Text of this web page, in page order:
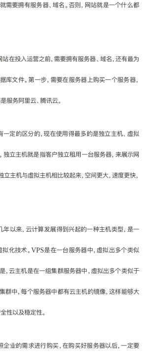
需要拥有服务器、域名。否则，网站就是一个什么都
站在投入运营之前，需要拥有服务器、域名，还有最为
库文件。第一步，需要在服务器上购买一个服务器，
服务阿里云、腾讯云。
一定的区分的，现在使用得最多的是独立主机、虚拟
独立主机就是指客户独立租用一台服务器，来展示网
立主机与虚拟主机相比较起来，空间更大，速度更快，
年以来，云计算发展得到兴起的一种主机类型，是一
化技术。VPS是在一台服务器中，虚拟出多个类似
，云主机是在一组集群服务器中，虚拟出多个类似于
群中，每个服务器中都有云主机的镜像，这样能够大
性以及稳定性。
企业的需求进行购买，在购买好服务器以后，一定要